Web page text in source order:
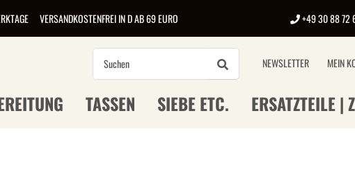
VERSANDKOSTENFREI IN D AB 69 EURO +49 30 88 72
NEWSLETTER MEIN
TASSEN SIEBE ETC. ERSATZTEILE |